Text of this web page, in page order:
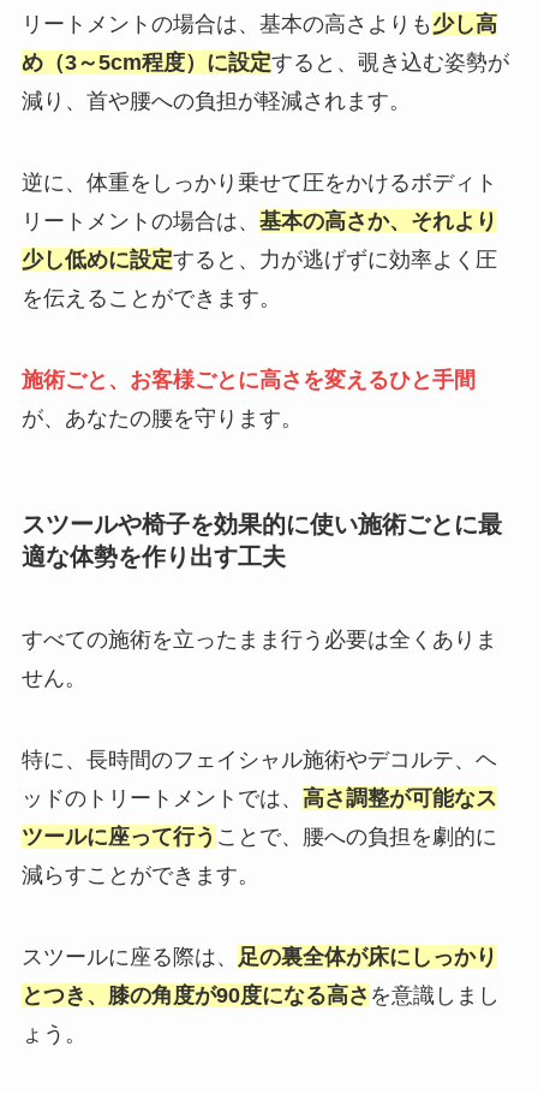
リートメントの場合は、基本の高さよりも 少し高
め（3～5cm程度）に設定すると、覗き込む姿勢が
減り、首や腰への負担が軽減されます。
逆に、体重をしっかり乗せて圧をかけるボディト
リートメントの場合は、 基本の高さか、それより
少し低めに設定すると、力が逃げずに効率よく圧
を伝えることができます。
施術ごと、お客様ごとに高さを変えるひと手間
が、あなたの腰を守ります。
スツールや椅子を効果的に使い施術ごとに最
適な体勢を作り出す工夫
すべての施術を立ったまま行う必要は全くありま
せん。
特に、長時間のフェイシャル施術やデコルテ、ヘ
ッドのトリートメントでは、 高さ調整が可能なス
ツールに座って行う ことで、腰への負担を劇的に
減らすことができます。
スツールに座る際は、 足の裏全体が床にしっかり
とつき、膝の角度が90度になる高さ を意識しまし
ょう。